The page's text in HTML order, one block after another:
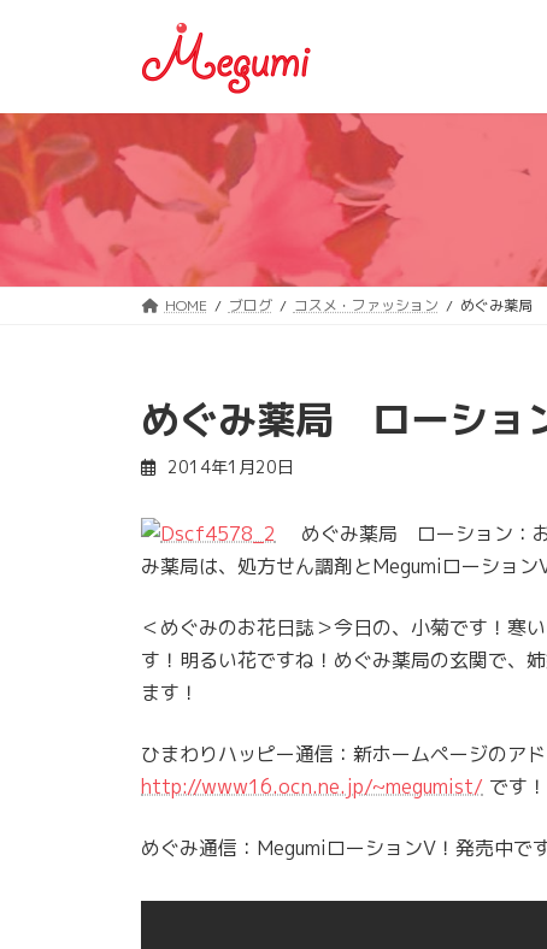
ツ
へ
ス
ッ
シ
ョ
ン
移
HOME ブログ コスメ・ファッション めぐみ薬局
めぐみ薬局 ローショ
2014年1月20日
めぐみ薬局 ローション：お
み薬局は、処方せん調剤とMegumiローショ
＜めぐみのお花日誌＞今日の、小菊です！寒
す！明るい花ですね！めぐみ薬局の玄関で、
ます！
ひまわりハッピー通信：新ホームページのア
http://www16.ocn.ne.jp/~megumist/ です
めぐみ通信：MegumiローションV！発売中で